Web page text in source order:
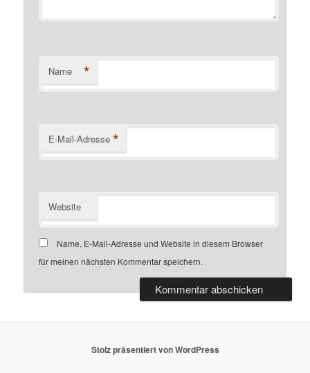
Name *
E-Mail-Adresse *
Website
Name, E-Mail-Adresse und Website in diesem Browser
für meinen nächsten Kommentar speichern.
Stolz präsentiert von WordPress